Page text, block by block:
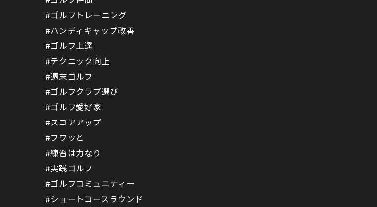
#ゴルフトレーニング
#ハンディキャップ改善
#ゴルフ上達
#テクニック向上
#週末ゴルフ
#ゴルフクラブ選び
#ゴルフ愛好家
#スコアアップ
#フワッと
#練習は力なり
#実践ゴルフ
#ゴルフコミュニティー
#ショートコースラウンド